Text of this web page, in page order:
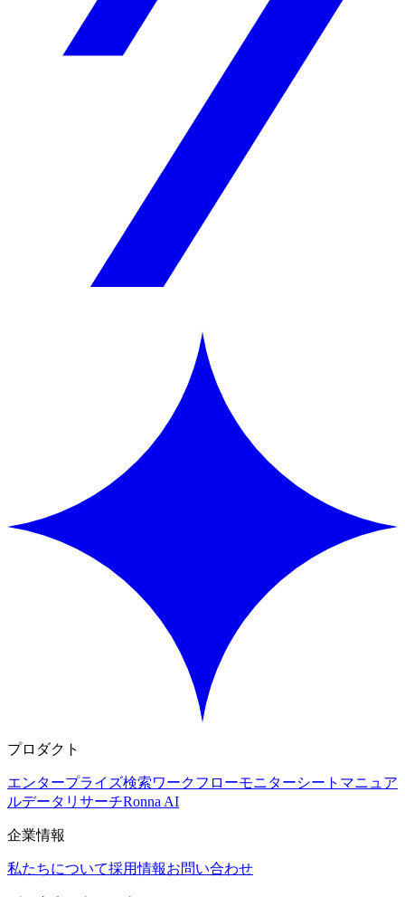
プロダクト
エンタープライズ検索ワークフローモニターシート マニュア
ルデータリサーチRonna AI
企業情報
私たちについて採用情報お問い合わせ